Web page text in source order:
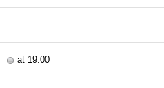
at 19:00